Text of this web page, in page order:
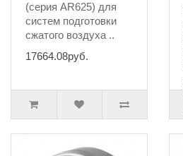
(серия AR625) для
систем подготовки
сжатого воздуха ..
17664.08руб.